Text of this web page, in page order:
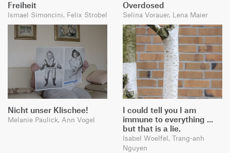
Freiheit
Ismael Simoncini, Felix Strobel
Overdosed
Selina Vorauer, Lena Maier
Nicht unser Klischee!
Melanie Paulick, Ann Vogel
I could tell you I am
immune to everything ...
but that is a lie.
Isabel Woelfel, Trang-anh
Nguyen